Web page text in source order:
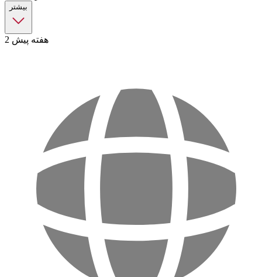
بیشتر
2 هفته پیش